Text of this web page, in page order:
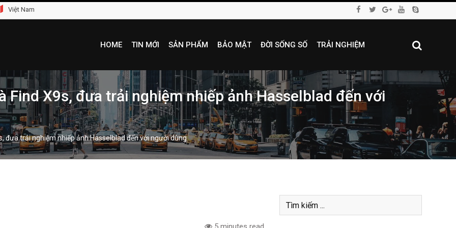
Việt Nam
HOME TIN MỚI SẢN PHẨM BẢO MẬT ĐỜI SỐNG SỐ TRẢI NGHIỆM
Find X9s, đưa trải nghiệm nhiếp ảnh Hasselblad đến với
đưa trải nghiệm nhiếp ảnh Hasselblad đến với người dùng